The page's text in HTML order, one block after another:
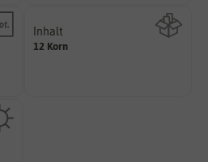
Inhalt
12 KornWie viel ist enthalten